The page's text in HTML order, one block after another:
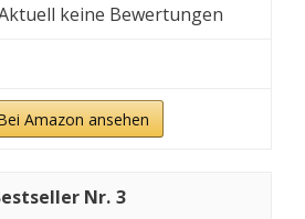
keine Bewertungen
Amazon ansehen
3